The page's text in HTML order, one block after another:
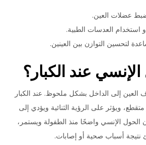
عضلات العين.
استخدام العدسات الطبية.
لتحسين التوازن بين العينين.
عند الكبار؟
العين إلى الداخل بشكل ملحوظ. عند الكبار
ويؤثر على الرؤية الثنائية ويؤدي إلى
الحول الإنسي واضحًا منذ الطفولة ويستمر،
نتيجة أسباب صحية أو إصابات.